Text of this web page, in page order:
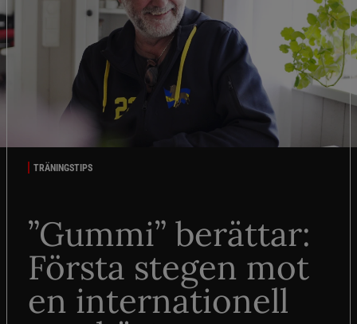
TRÄNINGSTIPS
”Gummi” berättar:
Första stegen mot
en internationell